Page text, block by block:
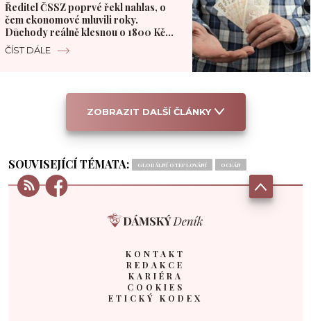
Ředitel ČSSZ poprvé řekl nahlas, o
čem ekonomové mluvili roky.
Důchody reálně klesnou o 1800 Kč
měsíčně
ČÍST DÁLE
ZOBRAZIT DALŠÍ ČLÁNKY
SOUVISEJÍCÍ TÉMATA: GLOBÁLNÍ OTEPLOVÁNÍ OCEÁN
KONTAKT
REDAKCE
KARIÉRA
COOKIES
ETICKÝ KODEX